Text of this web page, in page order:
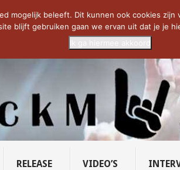
PRIDE OF LIONS – U... SAVATAGE KOMT
RELEASE VIDEO’S
mogelijk beleeft. Dit kunnen ook cookies
blijft gebruiken gaan we ervan uit dat je je
Ik ga hiermee akkoord